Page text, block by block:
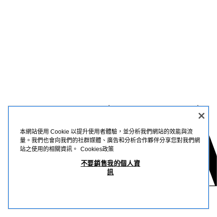
本網站使用 Cookie 以提升使用者體驗，並分析我們網站的效能與流
量。我們也會向我們的社群媒體、廣告和分析合作夥伴分享您對我們網
站之使用的相關資訊。
Cookies政策
不要銷售我的個人資
訊